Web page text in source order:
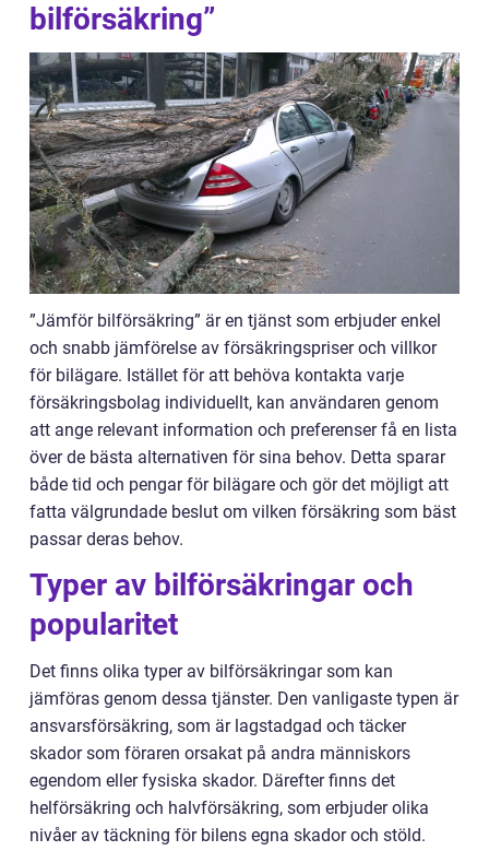
bilförsäkring”
”Jämför bilförsäkring” är en tjänst som erbjuder enkel
och snabb jämförelse av försäkringspriser och villkor
för bilägare. Istället för att behöva kontakta varje
försäkringsbolag individuellt, kan användaren genom
att ange relevant information och preferenser få en lista
över de bästa alternativen för sina behov. Detta sparar
både tid och pengar för bilägare och gör det möjligt att
fatta välgrundade beslut om vilken försäkring som bäst
passar deras behov.
Typer av bilförsäkringar och
popularitet
Det finns olika typer av bilförsäkringar som kan
jämföras genom dessa tjänster. Den vanligaste typen är
ansvarsförsäkring, som är lagstadgad och täcker
skador som föraren orsakat på andra människors
egendom eller fysiska skador. Därefter finns det
helförsäkring och halvförsäkring, som erbjuder olika
nivåer av täckning för bilens egna skador och stöld.